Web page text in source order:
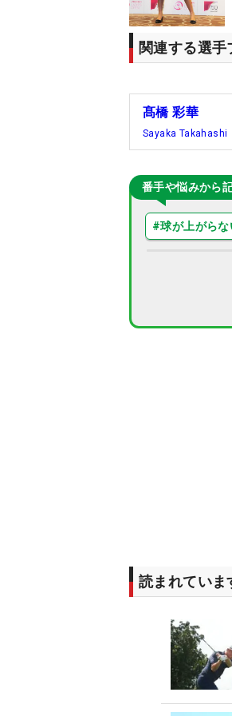
関連する選
髙橋 彩華
Sayaka Takahashi
番手や悩みから
#球が上がらな
読まれていま